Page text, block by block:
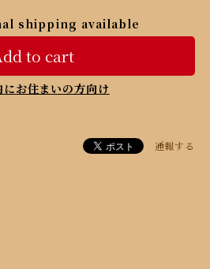
shipping available
to cart
にお住まいの方向け
通報する